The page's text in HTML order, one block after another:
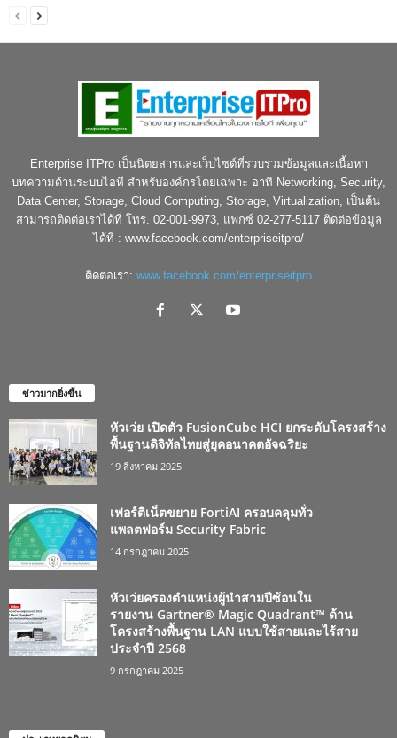
Enterprise ITPro เป็นนิตยสารและเว็บไซต์ที่รวบรวมข้อมูลและเนื้อหา
บทความด้านระบบไอที สำหรับองค์กรโดยเฉพาะ อาทิ Networking, Security,
Data Center, Storage, Cloud Computing, Storage, Virtualization, เป็นต้น
สามารถติดต่อเราได้ที่ โทร. 02-001-9973, แฟกซ์ 02-277-5117 ติดต่อข้อมูล
ได้ที่ : www.facebook.com/enterpriseitpro/
ติดต่อเรา: www.facebook.com/enterpriseitpro
ข่าวมากยิ่งขึ้น
หัวเว่ย เปิดตัว FusionCube HCI ยกระดับโครงสร้าง
พื้นฐานดิจิทัลไทยสู่ยุคอนาคตอัจฉริยะ
19 สิงหาคม 2025
เฟอร์ติเน็ตขยาย FortiAI ครอบคลุมทั่ว
แพลตฟอร์ม Security Fabric
14 กรกฎาคม 2025
หัวเว่ยครองตำแหน่งผู้นำสามปีซ้อนใน
รายงาน Gartner® Magic Quadrant™ ด้าน
โครงสร้างพื้นฐาน LAN แบบใช้สายและไร้สาย
ประจำปี 2568
9 กรกฎาคม 2025